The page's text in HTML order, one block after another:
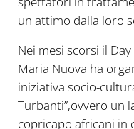
un attimo dalla loro
Nei mesi scorsi il
Maria Nuova ha
iniziativa socio-
Turbanti”,ovvero un
copricapo africani in